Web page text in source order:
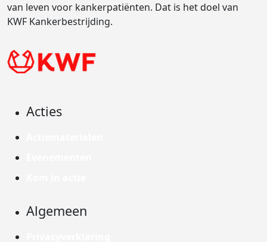
van leven voor kankerpatiënten. Dat is het doel van
KWF Kankerbestrijding.
Acties
Algemeen